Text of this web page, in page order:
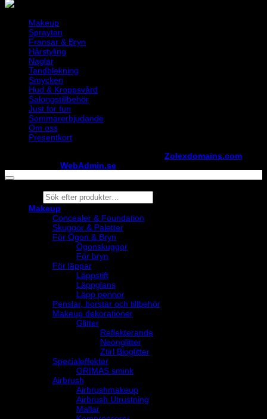
Makeup
Spraytan
Fransar & Bryn
Hårstyling
Naglar
Tandblekning
Smycken
Hud & Kroppsvård
Salongstillbehör
Just for fun
Sommarerbjudande
Om oss
Presentkort
Zolexdomains.com
WebAdmin.se
Products
search
Makeup
Concealer & Foundation
Skuggor & Paletter
För Ögon & Bryn
Ögonskuggor
För bryn
För läppar
Läppstift
Läppglans
Läpp pennor
Penslar, borstar och tillbehör
Makeup dekorationer
Glitter
Reflekterande
Neonglitter
Ztirl Bioglitter
Specialeffekter
GRIMAS smink
Airbrush
Airbrushmakeup
Airbrush Utrustning
Mallar